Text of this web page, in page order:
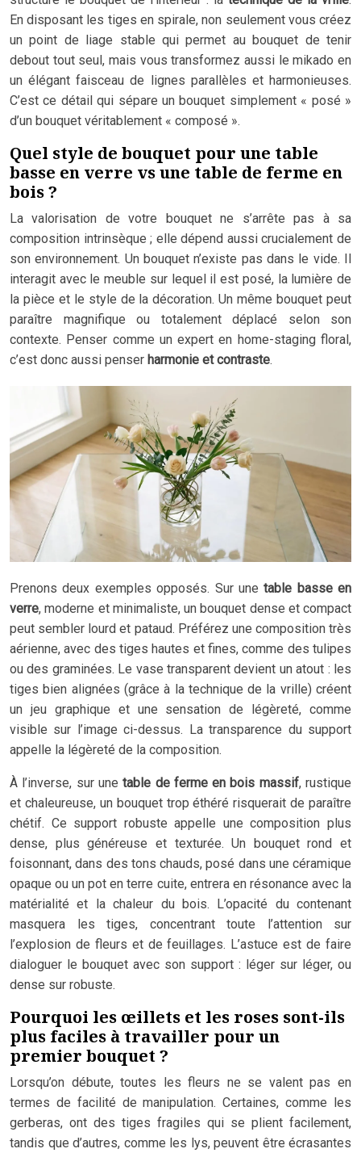
En disposant les tiges en spirale, non seulement vous créez
un point de liage stable qui permet au bouquet de tenir
debout tout seul, mais vous transformez aussi le mikado en
un élégant faisceau de lignes parallèles et harmonieuses.
C’est ce détail qui sépare un bouquet simplement « posé »
d’un bouquet véritablement « composé ».
Quel style de bouquet pour une table
basse en verre vs une table de ferme en
bois ?
La valorisation de votre bouquet ne s’arrête pas à sa
composition intrinsèque ; elle dépend aussi crucialement de
son environnement. Un bouquet n’existe pas dans le vide. Il
interagit avec le meuble sur lequel il est posé, la lumière de
la pièce et le style de la décoration. Un même bouquet peut
paraître magnifique ou totalement déplacé selon son
contexte. Penser comme un expert en home-staging floral,
c’est donc aussi penser harmonie et contraste.
Prenons deux exemples opposés. Sur unetable basse en
verre, moderne et minimaliste, un bouquet dense et compact
peut sembler lourd et pataud. Préférez une composition très
aérienne, avec des tiges hautes et fines, comme des tulipes
ou des graminées. Le vase transparent devient un atout : les
tiges bien alignées (grâce à la technique de la vrille) créent
un jeu graphique et une sensation de légèreté, comme
visible sur l’image ci-dessus. La transparence du support
appelle la légèreté de la composition.
À l’inverse, sur unetable de ferme en bois massif, rustique
et chaleureuse, un bouquet trop éthéré risquerait de paraître
chétif. Ce support robuste appelle une composition plus
dense, plus généreuse et texturée. Un bouquet rond et
foisonnant, dans des tons chauds, posé dans une céramique
opaque ou un pot en terre cuite, entrera en résonance avec la
matérialité et la chaleur du bois. L’opacité du contenant
masquera les tiges, concentrant toute l’attention sur
l’explosion de fleurs et de feuillages. L’astuce est de faire
dialoguer le bouquet avec son support : léger sur léger, ou
dense sur robuste.
Pourquoi les œillets et les roses sont-ils
plus faciles à travailler pour un
premier bouquet ?
Lorsqu’on débute, toutes les fleurs ne se valent pas en
termes de facilité de manipulation. Certaines, comme les
gerberas, ont des tiges fragiles qui se plient facilement,
tandis que d’autres, comme les lys, peuvent être écrasantes